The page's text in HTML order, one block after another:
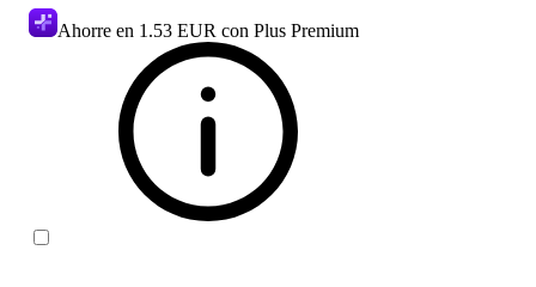
Ahorre en 1.53 EUR con Plus Premium